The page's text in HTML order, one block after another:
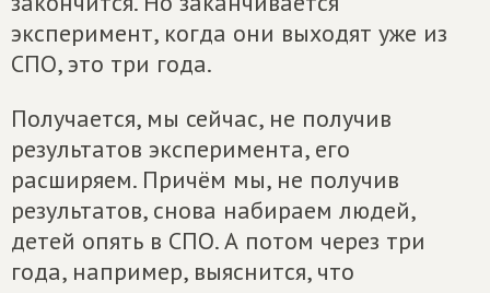
эксперимент, когда они выходят уже из
СПО, это три года.
Получается, мы сейчас, не получив
результатов эксперимента, его
расширяем. Причём мы, не получив
результатов, снова набираем людей,
детей опять в СПО. А потом через три
года, например, выяснится, что